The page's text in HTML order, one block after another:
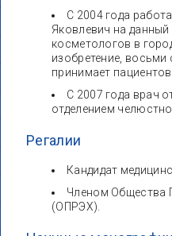
С 2004 года
Яковлевич на
косметологов в
изобретение,
принимает
С 2007 года врач
отделением
Регалии
Кандидат
Членом Общества
(ОПРЭХ).